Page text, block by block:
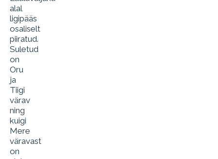
alal
ligipääs
osaliselt
piiratud.
Suletud
on
Oru
ja
Tiigi
värav
ning
kuigi
Mere
väravast
on